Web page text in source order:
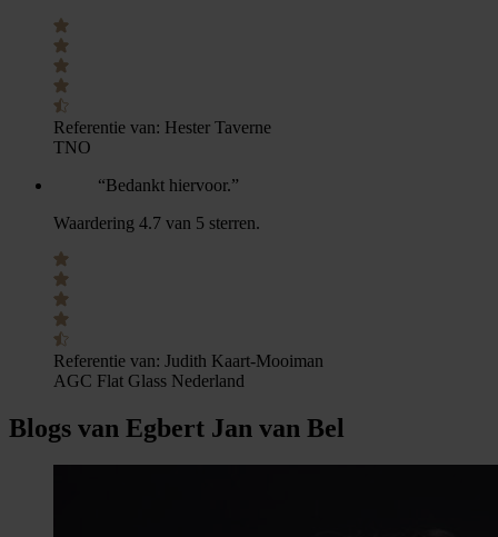
Referentie van: Hester Taverne
TNO
“Bedankt hiervoor.”
Waardering 4.7 van 5 sterren.
Referentie van: Judith Kaart-Mooiman
AGC Flat Glass Nederland
Blogs van Egbert Jan van Bel